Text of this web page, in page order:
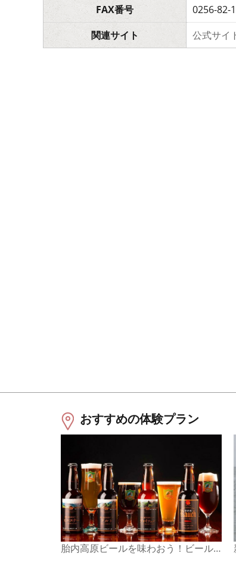
FAX番号
0256-82-
関連サイト
公式サイ
おすすめの体験プラン
胎内高原ビールを味わおう！ビール製造見学ツアー